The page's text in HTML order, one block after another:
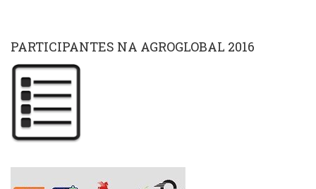
PARTICIPANTES NA AGROGLOBAL 2016